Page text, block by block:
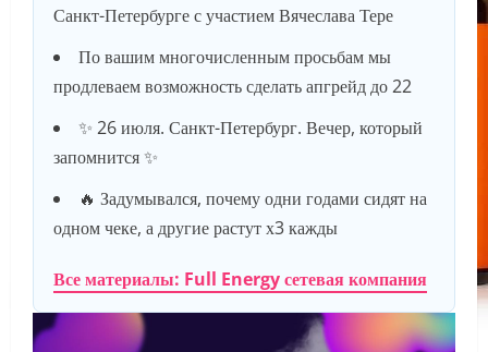
Санкт-Петербурге с участием Вячеслава Тере
По вашим многочисленным просьбам мы
продлеваем возможность сделать апгрейд до 22
✨ 26 июля. Санкт-Петербург. Вечер, который
запомнится ✨
🔥 Задумывался, почему одни годами сидят на
одном чеке, а другие растут х3 кажды
Все материалы: Full Energy сетевая компания